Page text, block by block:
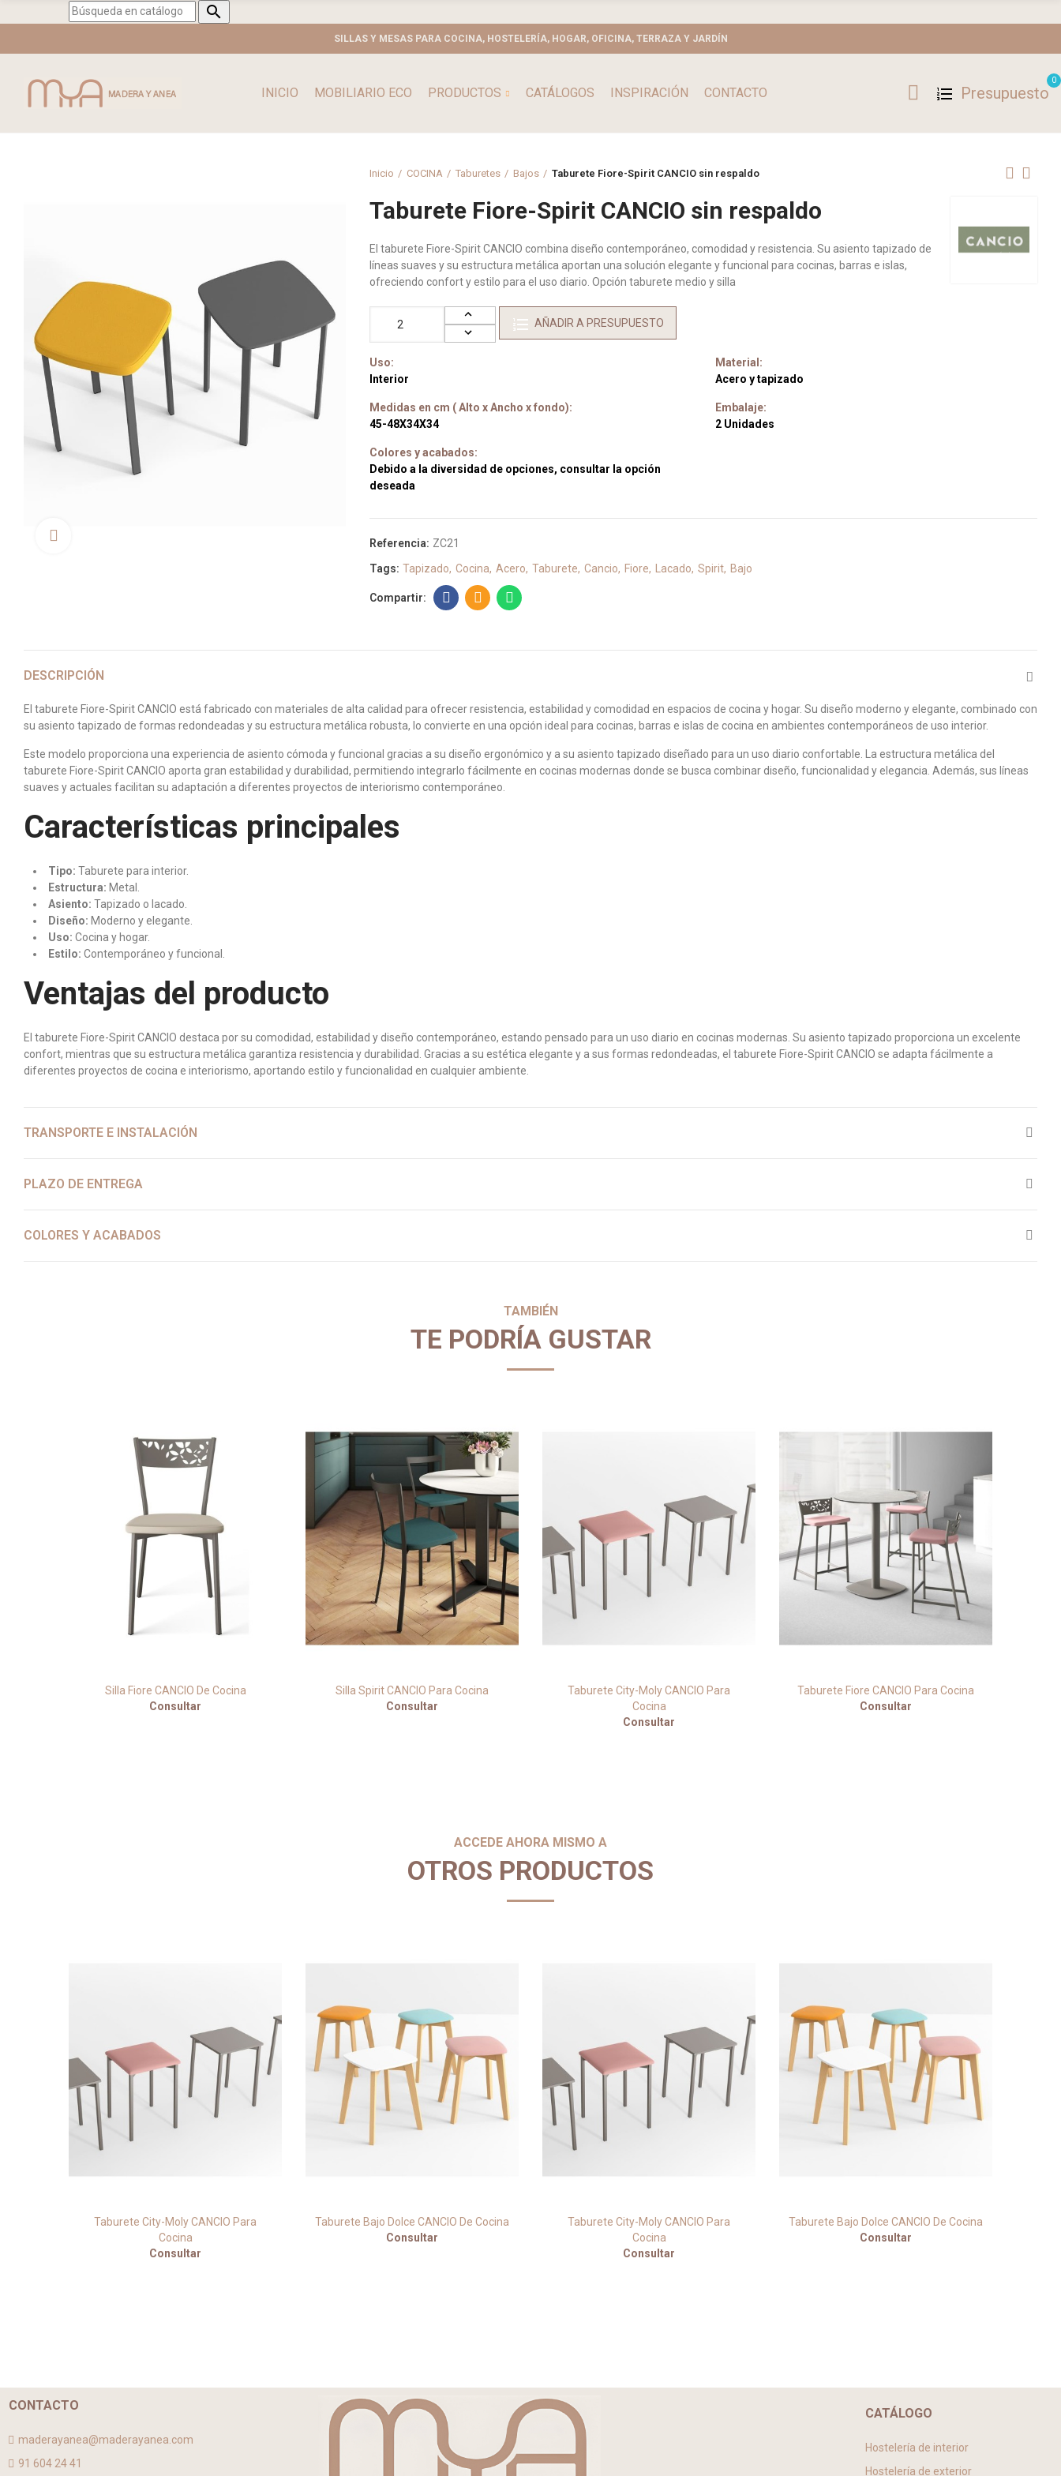

SILLAS Y MESAS PARA COCINA, HOSTELERÍA, HOGAR, OFICINA, TERRAZA Y JARDÍN
INICIO MOBILIARIO ECO PRODUCTOS CATÁLOGOS INSPIRACIÓN CONTACTO Presupuesto
0
Inicio COCINA Taburetes Bajos Taburete Fiore-Spirit CANCIO sin respaldo
Taburete Fiore-Spirit CANCIO sin respaldo
El taburete Fiore-Spirit CANCIO combina diseño contemporáneo, comodidad y resistencia. Su asiento tapizado de
líneas suaves y su estructura metálica aportan una solución elegante y funcional para cocinas, barras e islas,
ofreciendo confort y estilo para el uso diario. Opción taburete medio y silla
AÑADIR A PRESUPUESTO
Uso:
Interior
Material:
Acero y tapizado
Medidas en cm ( Alto x Ancho x fondo):
45-48X34X34
Embalaje:
2 Unidades
Colores y acabados:
Debido a la diversidad de opciones, consultar la opción
deseada
Referencia: ZC21
Tags: Tapizado Cocina Acero Taburete Cancio Fiore Lacado Spirit Bajo
DESCRIPCIÓN
El taburete Fiore-Spirit CANCIO está fabricado con materiales de alta calidad para ofrecer resistencia, estabilidad y comodidad en espacios de cocina y hogar. Su diseño moderno y elegante, combinado con
su asiento tapizado de formas redondeadas y su estructura metálica robusta, lo convierte en una opción ideal para cocinas, barras e islas de cocina en ambientes contemporáneos de uso interior.
Este modelo proporciona una experiencia de asiento cómoda y funcional gracias a su diseño ergonómico y a su asiento tapizado diseñado para un uso diario confortable. La estructura metálica del
taburete Fiore-Spirit CANCIO aporta gran estabilidad y durabilidad, permitiendo integrarlo fácilmente en cocinas modernas donde se busca combinar diseño, funcionalidad y elegancia. Además, sus líneas
suaves y actuales facilitan su adaptación a diferentes proyectos de interiorismo contemporáneo.
Características principales
Tipo: Taburete para interior.
Estructura: Metal.
Asiento: Tapizado o lacado.
Diseño: Moderno y elegante.
Uso: Cocina y hogar.
Estilo: Contemporáneo y funcional.
Ventajas del producto
El taburete Fiore-Spirit CANCIO destaca por su comodidad, estabilidad y diseño contemporáneo, estando pensado para un uso diario en cocinas modernas. Su asiento tapizado proporciona un excelente
confort, mientras que su estructura metálica garantiza resistencia y durabilidad. Gracias a su estética elegante y a sus formas redondeadas, el taburete Fiore-Spirit CANCIO se adapta fácilmente a
diferentes proyectos de cocina e interiorismo, aportando estilo y funcionalidad en cualquier ambiente.
TRANSPORTE E INSTALACIÓN
PLAZO DE ENTREGA
COLORES Y ACABADOS
TAMBIÉN
TE PODRÍA GUSTAR
Silla Fiore CANCIO De Cocina
Consultar
Silla Spirit CANCIO Para Cocina
Consultar
Taburete City-Moly CANCIO Para
Cocina
Consultar
Taburete Fiore CANCIO Para Cocina
Consultar
ACCEDE AHORA MISMO A
OTROS PRODUCTOS
Taburete City-Moly CANCIO Para
Cocina
Consultar
Taburete Bajo Dolce CANCIO De Cocina
Consultar
Taburete City-Moly CANCIO Para
Cocina
Consultar
Taburete Bajo Dolce CANCIO De Cocina
Consultar
CONTACTO
maderayanea@maderayanea.com
91 604 24 41
CATÁLOGO
Hostelería de interior
Hostelería de exterior